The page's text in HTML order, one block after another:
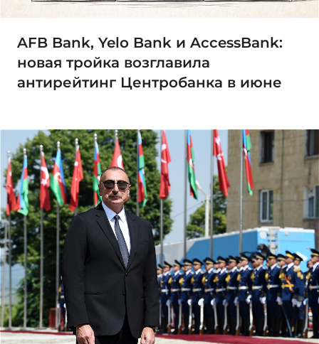
AFB Bank, Yelo Bank и AccessBank:
новая тройка возглавила
антирейтинг Центробанка в июне